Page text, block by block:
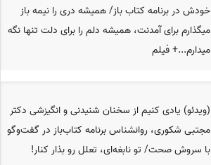
خودش در برنامه کتاب باز/ همیشه دری را نیمه باز
میگذارم برای آمدنت، همیشه دلم را برای دلت تنها نگه
میدارم...+ فیلم
(ویدئو) یادی کنیم از سخنان شنیدنی و انگیزشی دکتر
مجتبی شکوری، روانشناس برنامه کتاب‌باز در گفت‌وگو
با سروش صحت/ تو نابغه‌ای، تعلل رو بذار کنار!